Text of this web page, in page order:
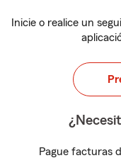
Inicie o realice un
Pague facturas